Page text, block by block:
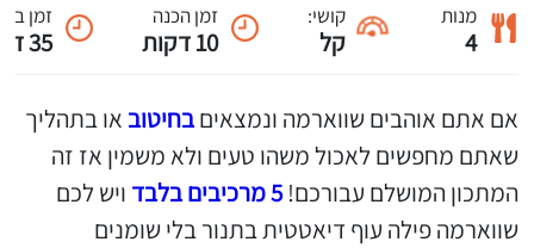
מנות
4
קושי:
קל
זמן הכנה
10 דקות
זמן
35 דקות
אם אתם אוהבים שווארמה ונמצאיםבחיטוב או בתהליך
שאתם מחפשים לאכול משהו טעים ולא משמין אז זה
המתכון המושלם עבורכם!5 מרכיבים בלבד
ויש לכם
שווארמה פילה עוף דיאטטית בתנור בלי שומנים